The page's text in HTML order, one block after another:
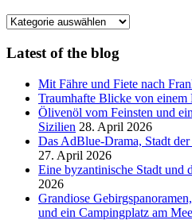
Blog
Latest of the blog
Mit Fähre und Fiete nach
Traumhafte Blicke von einem
Ölivenöl vom Feinsten und
Sizilien 28. April 2026
Das AdBlue-Drama, Stadt
27. April 2026
Eine byzantinische Stadt und
2026
Grandiose
und ein Campingplatz am